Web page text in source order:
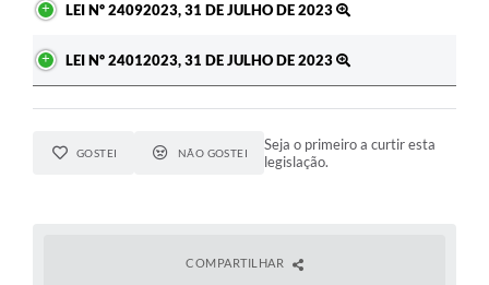
LEI Nº 24092023, 31 DE JULHO DE 2023
LEI Nº 24012023, 31 DE JULHO DE 2023
GOSTEI NÃO GOSTEI
Seja o primeiro a curtir esta
legislação.
COMPARTILHAR